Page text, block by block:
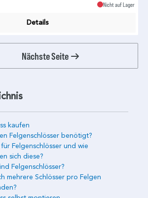
Nicht auf Lager
Details
Nächste Seite
kaufen
Felgenschlösser benötigt?
Felgenschlösser und wie
sich diese?
Felgenschlösser?
mehrere Schlösser pro Felgen